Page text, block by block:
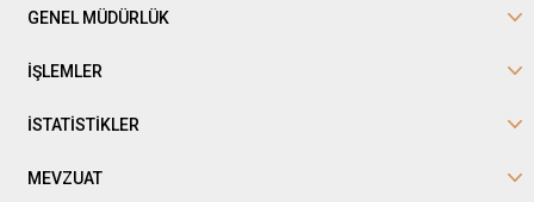
GENEL MÜDÜRLÜK
İŞLEMLER
İSTATİSTİKLER
MEVZUAT